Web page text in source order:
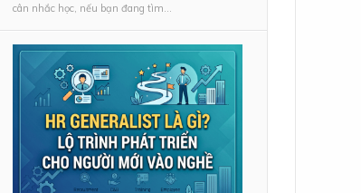
cân nhắc học, nếu bạn đang tìm...